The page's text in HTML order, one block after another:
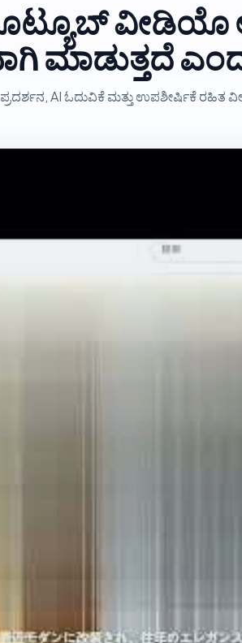
ವೀಡಿಯೊ
ಮಾಡುತ್ತದೆ
ಪ್ರದರ್ಶನ, AI ಓದುವಿಕೆ ಮತ್ತು ಉಪಶೀರ್ಷಿಕೆ ರಹಿತ